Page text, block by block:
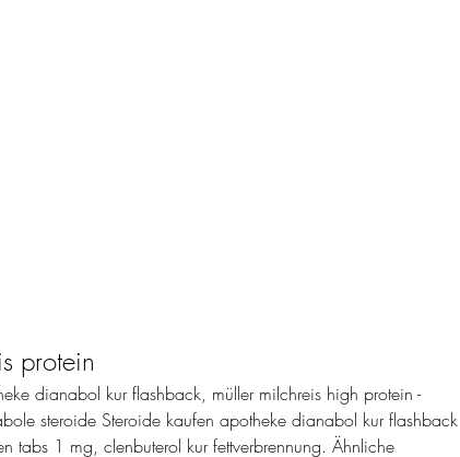
protein
dianabol kur flashback, müller milchreis high protein -
steroide Steroide kaufen apotheke dianabol kur flashback
tabs 1 mg, clenbuterol kur fettverbrennung. Ähnliche